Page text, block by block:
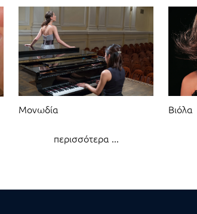
Μονωδία Βιόλα
περισσότερα ...